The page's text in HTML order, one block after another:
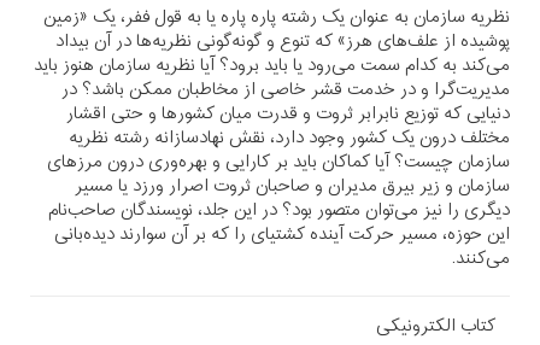
نظریه سازمان به عنوان یک رشته پاره پاره یا به قول ففر، یک «زمین
پوشیده از علف‌های هرز» که تنوع و گونه‌گونی نظریه‌ها در آن بیداد
می‌کند به کدام سمت می‌رود یا باید برود؟ آیا نظریه سازمان هنوز باید
مدیریت‌گرا و در خدمت قشر خاصی از مخاطبان ممکن باشد؟ در
دنیایی که توزیع نابرابر ثروت و قدرت میان کشورها و حتی اقشار
مختلف درون یک کشور وجود دارد، نقش نهادسازانه رشته نظریه
سازمان چیست؟ آیا کماکان باید بر کارایی و بهره‌وری درون مرزهای
سازمان و زیر بیرق مدیران و صاحبان ثروت اصرار ورزد یا مسیر
دیگری را نیز می‌توان متصور بود؟ در این جلد، نویسندگان صاحب‌نام
این حوزه، مسیر حرکت آینده کشتیای را که بر آن سوارند دیده‌بانی
می‌کنند.
کتاب الکترونیکی